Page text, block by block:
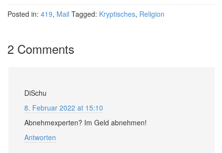
Posted in: 419, Mail Tagged: Kryptisches, Religion
2 Comments
DiSchu
8. Februar 2022 at 15:10
Abnehmexperten? Im Geld abnehmen!
Antworten